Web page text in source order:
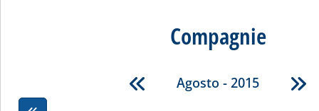
Compagnie
Agosto - 2015